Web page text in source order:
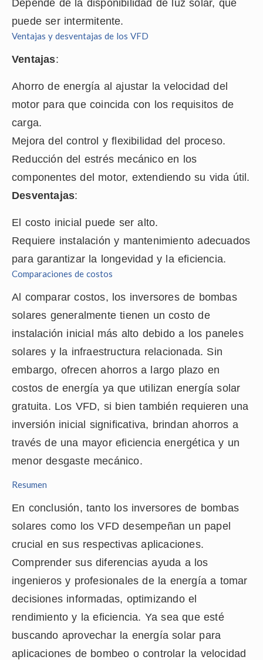
Depende de la disponibilidad de luz solar, que
puede ser intermitente.
Ventajas y desventajas de los VFD
Ventajas:
Ahorro de energía al ajustar la velocidad del
motor para que coincida con los requisitos de
carga.
Mejora del control y flexibilidad del proceso.
Reducción del estrés mecánico en los
componentes del motor, extendiendo su vida útil.
Desventajas:
El costo inicial puede ser alto.
Requiere instalación y mantenimiento adecuados
para garantizar la longevidad y la eficiencia.
Comparaciones de costos
Al comparar costos, los inversores de bombas
solares generalmente tienen un costo de
instalación inicial más alto debido a los paneles
solares y la infraestructura relacionada. Sin
embargo, ofrecen ahorros a largo plazo en
costos de energía ya que utilizan energía solar
gratuita. Los VFD, si bien también requieren una
inversión inicial significativa, brindan ahorros a
través de una mayor eficiencia energética y un
menor desgaste mecánico.
Resumen
En conclusión, tanto los inversores de bombas
solares como los VFD desempeñan un papel
crucial en sus respectivas aplicaciones.
Comprender sus diferencias ayuda a los
ingenieros y profesionales de la energía a tomar
decisiones informadas, optimizando el
rendimiento y la eficiencia. Ya sea que esté
buscando aprovechar la energía solar para
aplicaciones de bombeo o controlar la velocidad